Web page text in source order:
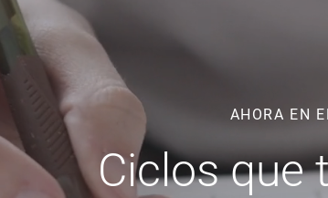
AHORA EN
Ciclos que